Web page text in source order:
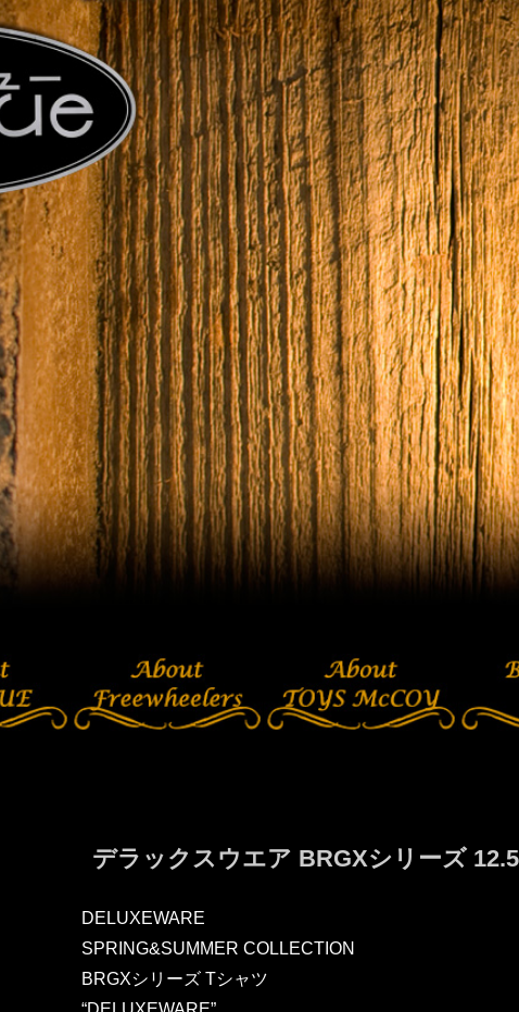
デラックスウエア BRGXシリーズ
DELUXEWARE
SPRING&SUMMER COLLECTION
BRGXシリーズ Tシャツ